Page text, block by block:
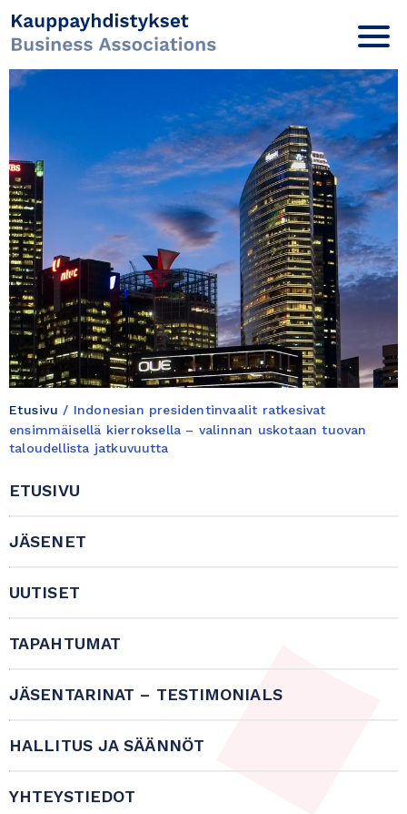
Etusivu / Indonesian presidentinvaalit ratkesivat
ensimmäisellä kierroksella – valinnan uskotaan tuovan
taloudellista jatkuvuutta
ETUSIVU
JÄSENET
UUTISET
TAPAHTUMAT
JÄSENTARINAT – TESTIMONIALS
HALLITUS JA SÄÄNNÖT
YHTEYSTIEDOT